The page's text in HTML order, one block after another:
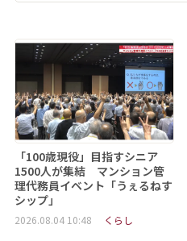
「100歳現役」目指すシニア
1500人が集結 マンション管
理代務員イベント「うぇるねす
シップ」
2026.08.04 10:48 くらし